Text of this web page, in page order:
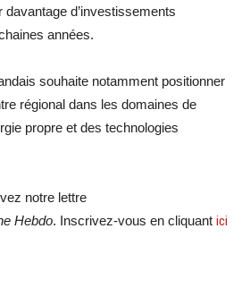
davantage d’investissements
années.
souhaite notamment positionner
régional dans les domaines de
propre et des technologies
notre lettre
Hebdo. Inscrivez-vous en cliquant ici